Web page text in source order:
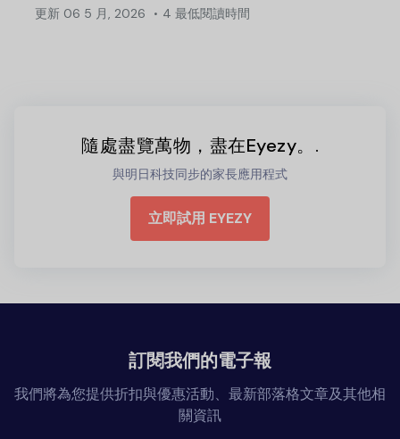
更新 06 5 月, 2026 4 最低閱讀時間
隨處盡覽萬物，盡在Eyezy。.
與明日科技同步的家長應用程式
立即試用 EYEZY
訂閱我們的電子報
我們將為您提供折扣與優惠活動、最新部落格文章及其他相
關資訊